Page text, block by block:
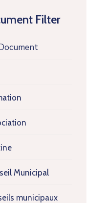
Filter
Municipal
municipaux